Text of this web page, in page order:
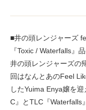
■井の頭レンジャーズ
『Toxic / Waterfalls』
井の頭レンジャーズの
回はなんとあのFeel
したYuima Enya嬢を
C』とTLC『Waterfalls